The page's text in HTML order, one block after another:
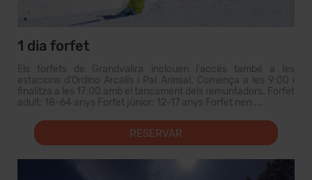
1 dia forfet
Els forfets de Grandvalira inclouen l'accés també a les
estacions d'Ordino Arcalís i Pal Arinsal. Comença a les 9:00 i
finalitza a les 17:00 amb el tancament dels remuntadors. Forfet
adult: 18-64 anys Forfet júnior: 12-17 anys Forfet nen:...
RESERVAR